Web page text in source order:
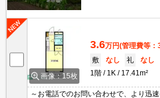
画像：15枚
3.6万円(管理費等：
敷
なし 礼
なし
1階
1K 17.41m²
～お電話でのお問い合わせで、より迅